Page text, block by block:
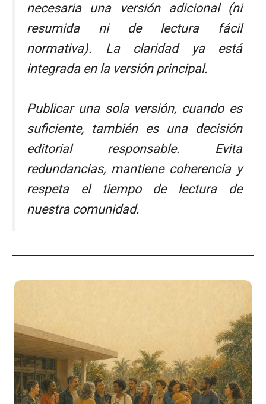
necesaria una versión adicional (ni
resumida ni de lectura fácil
normativa). La claridad ya está
integrada en la versión principal.
Publicar una sola versión, cuando es
suficiente, también es una decisión
editorial responsable. Evita
redundancias, mantiene coherencia y
respeta el tiempo de lectura de
nuestra comunidad.